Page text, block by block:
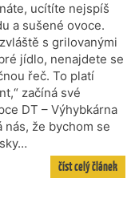
ucítíte nejspíš
a sušené ovoce.
s grilovanými
jídlo, nenajdete se
řeč. To platí
začíná své
DT – Výhybkárna
že bychom se
číst celý článek